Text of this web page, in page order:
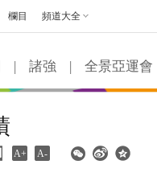
欄目 頻道大全
| 諸強 | 全景亞運會
A+ A-